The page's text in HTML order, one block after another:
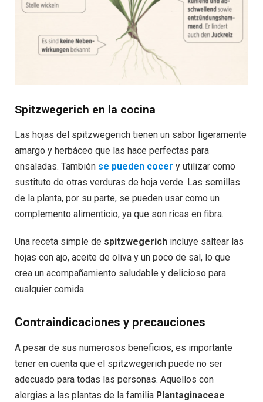
Spitzwegerich en la cocina
Las hojas del spitzwegerich tienen un sabor ligeramente
amargo y herbáceo que las hace perfectas para
ensaladas. También se pueden cocer y utilizar como
sustituto de otras verduras de hoja verde. Las semillas
de la planta, por su parte, se pueden usar como un
complemento alimenticio, ya que son ricas en fibra.
Una receta simple de spitzwegerich incluye saltear las
hojas con ajo, aceite de oliva y un poco de sal, lo que
crea un acompañamiento saludable y delicioso para
cualquier comida.
Contraindicaciones y precauciones
A pesar de sus numerosos beneficios, es importante
tener en cuenta que el spitzwegerich puede no ser
adecuado para todas las personas. Aquellos con
alergias a las plantas de la familia Plantaginaceae